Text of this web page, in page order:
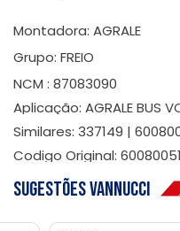
Montadora: AGRALE
Grupo: FREIO
NCM : 87083090
Aplicação: AGRALE BUS
Similares: 337149 |
Codigo Original:
Sugestões Vannucci